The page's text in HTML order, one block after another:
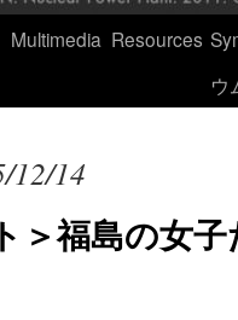
Multimedia Resources
ウ
12/14
＞福島の女